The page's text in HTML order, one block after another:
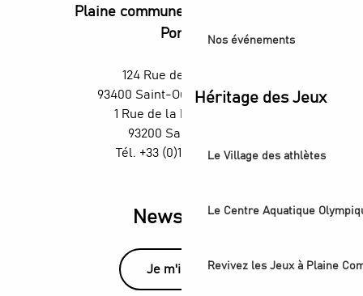
Nos événements
Héritage des Jeux
Le Village des athlètes
Le Centre Aquatique
Revivez les Jeux à Plaine
Plaine commune vous Ouvre ses
Portes
124 Rue des Rosiers,
93400 Saint-Ouen-sur-Seine
1 Rue de la République,
93200 Saint-Denis
Tél. +33 (0)1 55 870 870
Newsletter
Je m'inscris